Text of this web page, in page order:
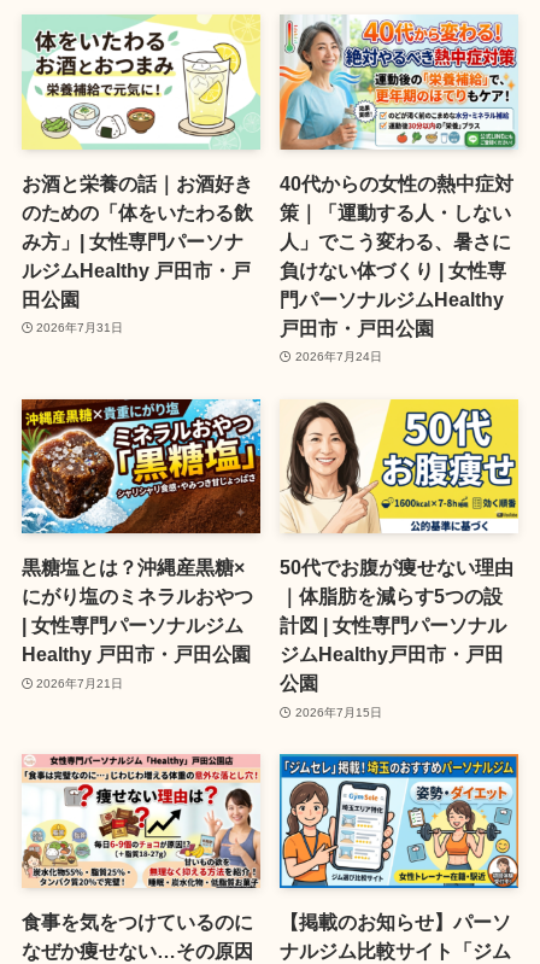
お酒と栄養の話｜お酒好き
のための「体をいたわる飲
み方」| 女性専門パーソナ
ルジムHealthy 戸田市・戸
田公園
2026年7月31日
40代からの女性の熱中症対
策｜「運動する人・しない
人」でこう変わる、暑さに
負けない体づくり | 女性専
門パーソナルジムHealthy
戸田市・戸田公園
2026年7月24日
黒糖塩とは？沖縄産黒糖×
にがり塩のミネラルおやつ
| 女性専門パーソナルジム
Healthy 戸田市・戸田公園
2026年7月21日
50代でお腹が痩せない理由
｜体脂肪を減らす5つの設
計図 | 女性専門パーソナル
ジムHealthy戸田市・戸田
公園
2026年7月15日
食事を気をつけているのに
なぜか痩せない…その原因
【掲載のお知らせ】パーソ
ナルジム比較サイト「ジム